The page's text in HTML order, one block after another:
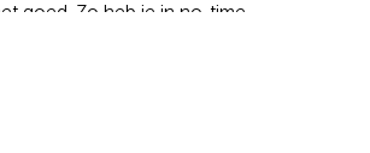
goed. Zo heb je in no-time